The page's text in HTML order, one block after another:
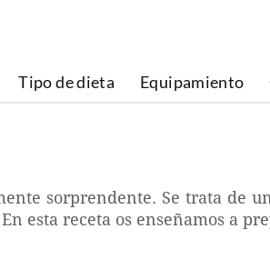
Tipo de dieta Equipamiento
sorprendente. Se trata de
esta receta os enseñamos a